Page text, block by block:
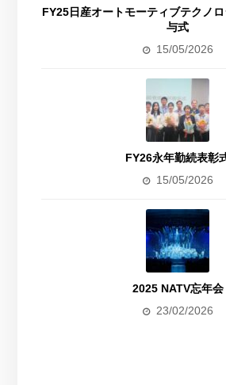
FY25日産オートモーティブテクノ
与式
15/05/2026
FY26永年勤続表彰
15/05/2026
2025 NATV忘年会
23/02/2026